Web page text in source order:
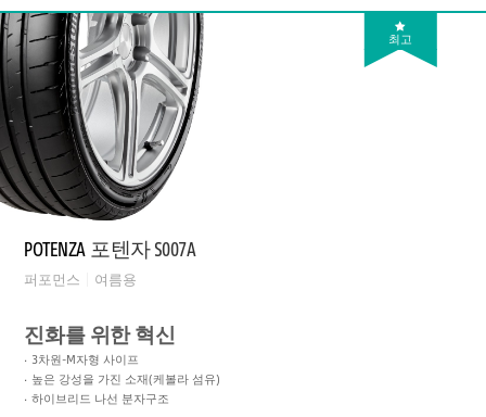
최고
POTENZA 포텐자 S007A
퍼포먼스 여름용
진화를 위한 혁신
3차원-M자형 사이프
높은 강성을 가진 소재(케볼라 섬유)
하이브리드 나선 분자구조